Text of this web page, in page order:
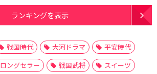
ランキングを表示
戦国時代 大河ドラマ
平安時代
ロングセラー 戦国武将
スイーツ